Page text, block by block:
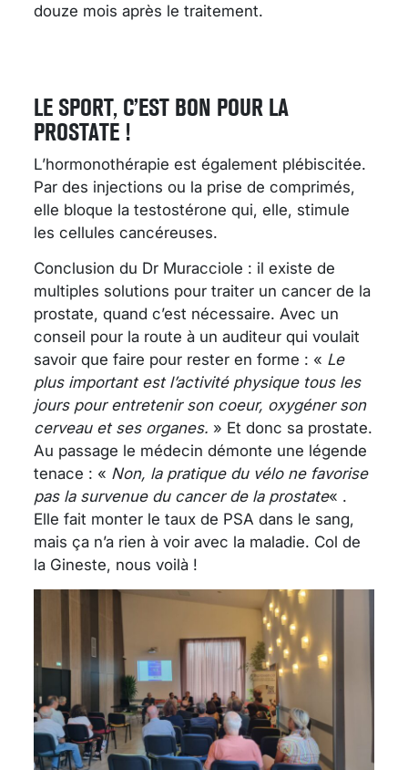
douze mois après le traitement.
LE SPORT, C’EST BON POUR LA
PROSTATE !
L’hormonothérapie est également plébiscitée.
Par des injections ou la prise de comprimés,
elle bloque la testostérone qui, elle, stimule
les cellules cancéreuses.
Conclusion du Dr Muracciole : il existe de
multiples solutions pour traiter un cancer de la
prostate, quand c’est nécessaire. Avec un
conseil pour la route à un auditeur qui voulait
savoir que faire pour rester en forme : « Le
plus important est l’activité physique tous les
jours pour entretenir son coeur, oxygéner son
cerveau et ses organes. » Et donc sa prostate.
Au passage le médecin démonte une légende
tenace : « Non, la pratique du vélo ne favorise
pas la survenue du cancer de la prostate« .
Elle fait monter le taux de PSA dans le sang,
mais ça n’a rien à voir avec la maladie. Col de
la Gineste, nous voilà !